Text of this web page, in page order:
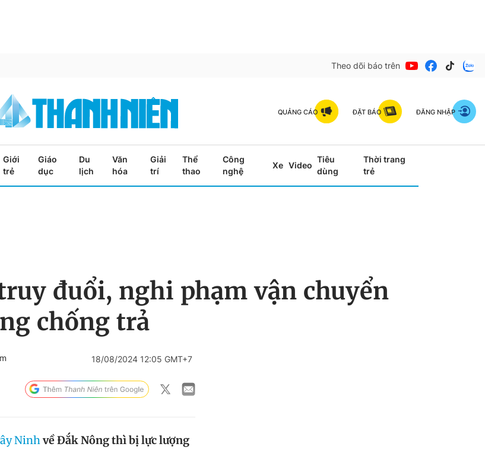
Theo dõi báo trên
QUẢNG CÁO ĐẶT BÁO ĐĂNG NHẬP
Giới
trẻ
Giáo
dục
Du
lịch
Văn
hóa
Giải
trí
Thể
thao
Công
nghệ
Xe Video
Tiêu
dùng
Thời trang
trẻ
đuổi, nghi phạm vận chuyển
chống trả
18/08/2024 12:05 GMT+7
Ninhvề Đắk Nông thì bị lực lượng